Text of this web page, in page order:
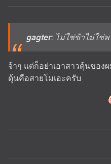
gagter: ไม่ใช่ข้าไม่ใช่
จ้าๆ แต่ก็อย่าเอาสาวดุ้นของ
ดุ้นคือสายโมเอะครับ